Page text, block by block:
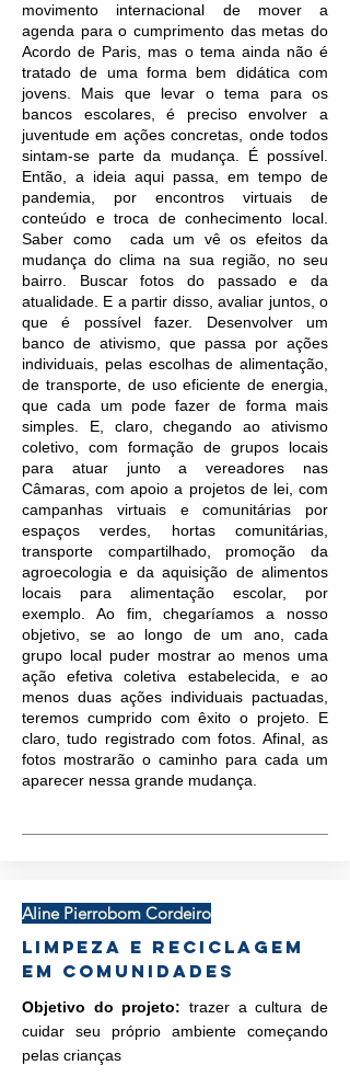
movimento internacional de mover a
agenda para o cumprimento das metas do
Acordo de Paris, mas o tema ainda não é
tratado de uma forma bem didática com
jovens. Mais que levar o tema para os
bancos escolares, é preciso envolver a
juventude em ações concretas, onde todos
sintam-se parte da mudança. É possível.
Então, a ideia aqui passa, em tempo de
pandemia, por encontros virtuais de
conteúdo e troca de conhecimento local.
Saber como cada um vê os efeitos da
mudança do clima na sua região, no seu
bairro. Buscar fotos do passado e da
atualidade. E a partir disso, avaliar juntos, o
que é possível fazer. Desenvolver um
banco de ativismo, que passa por ações
individuais, pelas escolhas de alimentação,
de transporte, de uso eficiente de energia,
que cada um pode fazer de forma mais
simples. E, claro, chegando ao ativismo
coletivo, com formação de grupos locais
para atuar junto a vereadores nas
Câmaras, com apoio a projetos de lei, com
campanhas virtuais e comunitárias por
espaços verdes, hortas comunitárias,
transporte compartilhado, promoção da
agroecologia e da aquisição de alimentos
locais para alimentação escolar, por
exemplo. Ao fim, chegaríamos a nosso
objetivo, se ao longo de um ano, cada
grupo local puder mostrar ao menos uma
ação efetiva coletiva estabelecida, e ao
menos duas ações individuais pactuadas,
teremos cumprido com êxito o projeto. E
claro, tudo registrado com fotos. Afinal, as
fotos mostrarão o caminho para cada um
aparecer nessa grande mudança.
Aline Pierrobom Cordeiro
Limpeza e reciclagem
em comunidades
Objetivo do projeto: trazer a cultura de
cuidar seu próprio ambiente começando
pelas crianças